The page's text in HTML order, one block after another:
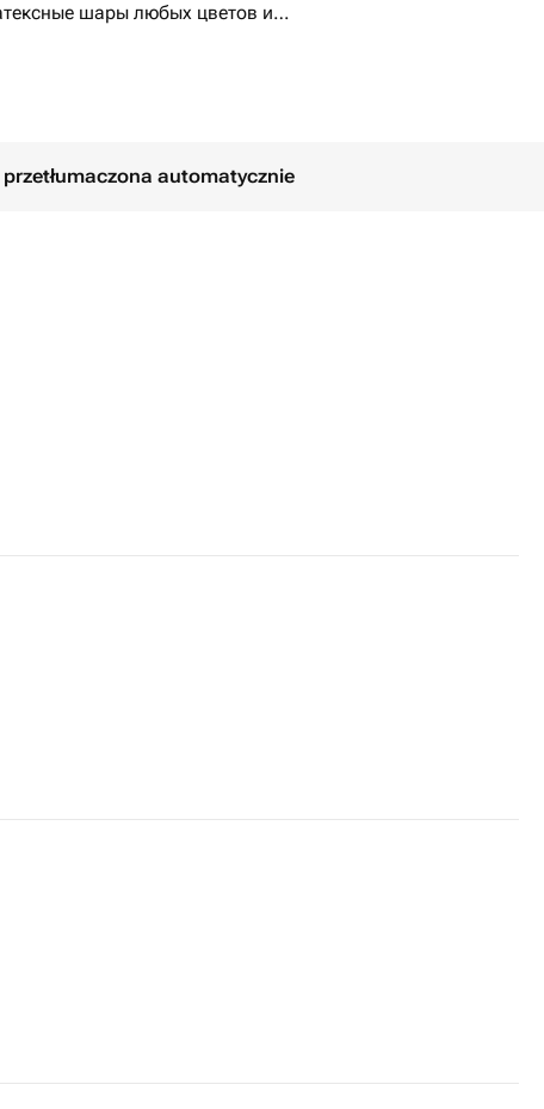
шары любых цветов и
Пиши в чат и мы создадим
automatycznie